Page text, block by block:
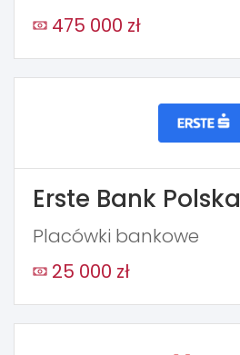
475 000 zł
Erste Bank Polska
Placówki bankowe
25 000 zł